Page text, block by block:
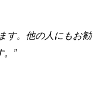
す。他の人にもお勧
。”